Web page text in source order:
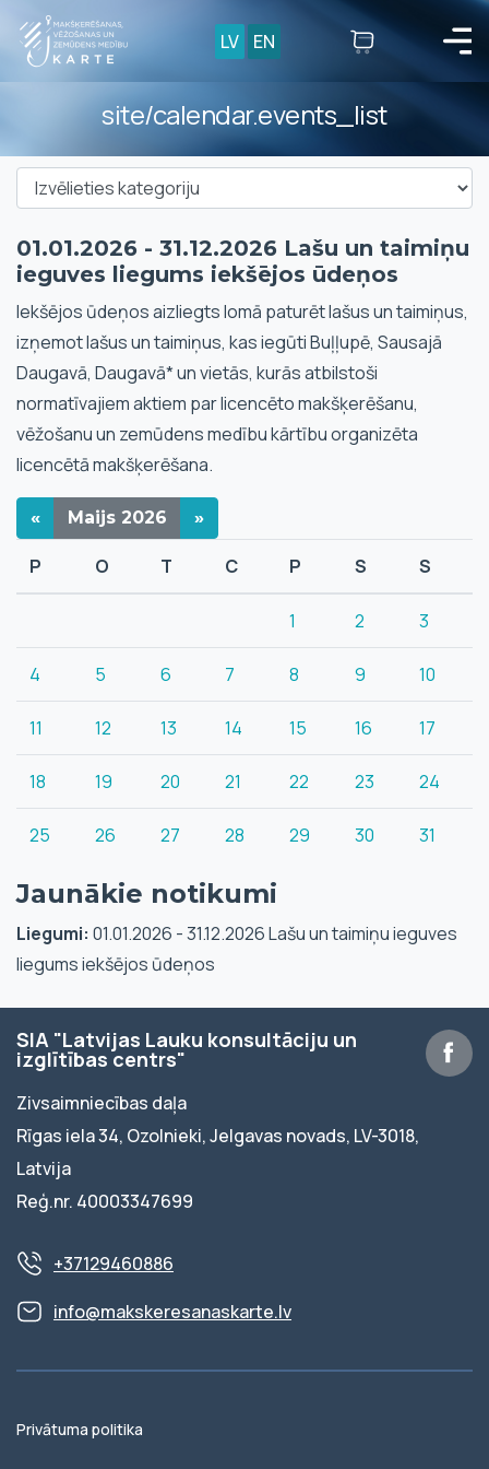
LV EN
site/calendar.events_list
01.01.2026 - 31.12.2026 Lašu un taimiņu
ieguves liegums iekšējos ūdeņos
Iekšējos ūdeņos aizliegts lomā paturēt lašus un taimiņus,
izņemot lašus un taimiņus, kas iegūti Buļļupē, Sausajā
Daugavā, Daugavā* un vietās, kurās atbilstoši
normatīvajiem aktiem par licencēto makšķerēšanu,
vēžošanu un zemūdens medību kārtību organizēta
licencētā makšķerēšana.
« Maijs 2026 »
P O T C P S S
1 2 3
4 5 6 7 8 9 10
11 12 13 14 15 16 17
18 19 20 21 22 23 24
25 26 27 28 29 30 31
Jaunākie notikumi
Liegumi: 01.01.2026 - 31.12.2026 Lašu un taimiņu ieguves
liegums iekšējos ūdeņos
SIA "Latvijas Lauku konsultāciju un
izglītības centrs"
Zivsaimniecības daļa
Rīgas iela 34, Ozolnieki, Jelgavas novads, LV-3018,
Latvija
Reģ.nr. 40003347699
+37129460886
info@makskeresanaskarte.lv
Privātuma politika